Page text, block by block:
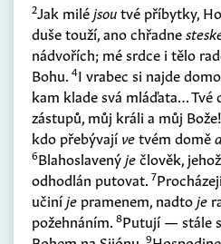
2Jak miléjsoutvé příbytky,
duše touží, ano chřadne
nádvořích; mé srdce i tělo
Bohu. 4I vrabec si najde
kam klade svá mláďata… Tvé
zástupů, můj králi a můj Bože!
kdo přebývajívetvém doměa
6Blahoslavenýječlověk,
odhodlán putovat. 7
učiníje pramenem, nadtoje
požehnáním. 8Putují — stále
9